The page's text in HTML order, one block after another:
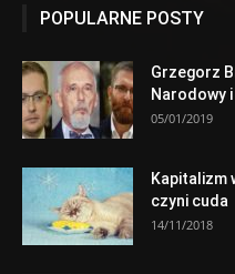
POPULARNE POSTY
Grzegorz
Narodowy
05/01/2019
Kapitalizm
czyni cuda
14/11/2018